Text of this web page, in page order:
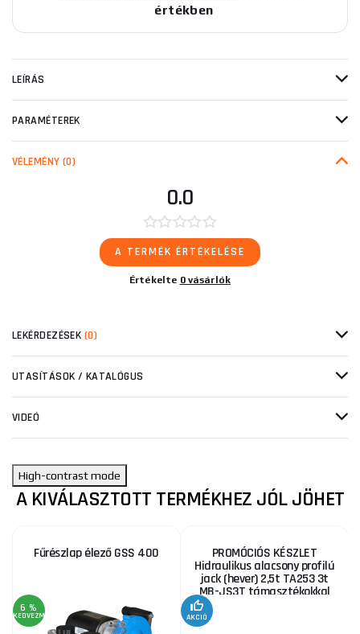
értékben
LEÍRÁS
PARAMÉTEREK
VÉLEMÉNY (0)
0.0
A TERMÉK ÉRTÉKELÉSE
Értékelte 0 vásárlók
LEKÉRDEZÉSEK (0)
UTASÍTÁSOK / KATALÓGUS
VIDEÓ
High-contrast mode
A KIVÁLASZTOTT TERMÉKHEZ JÓL JÖHET
Fűrészlap élező GSS 400
6 %
KEDVEZMÉNY
PROMÓCIÓS KÉSZLET
Hidraulikus alacsony profilú
jack (hever) 2,5t TA253 3t
MB-JS3T támasztékokkal
AKCIÓ